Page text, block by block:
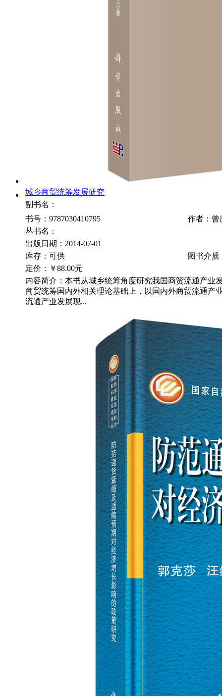
城乡商贸统筹发展研究
副书名：
书号：9787030410795
作者：曾
丛书名：
出版日期：2014-07-01
库存：可供
图书介质
定价：
￥88.00元
内容简介：本书从城乡统筹角度研究我国商贸流通产业
商贸统筹国内外相关理论基础上，以国内外商贸流通产
流通产业发展现...